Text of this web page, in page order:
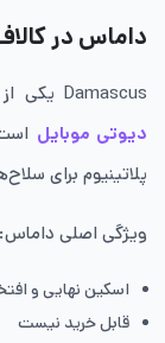
داماس در
Damascus یکی از نهایی ترین اسکین های سلاح در
دیوتی موبایل
پلاتینیوم برای
ویژگی اصلی داماس:
اسکین نهایی و
قابل خرید نیست